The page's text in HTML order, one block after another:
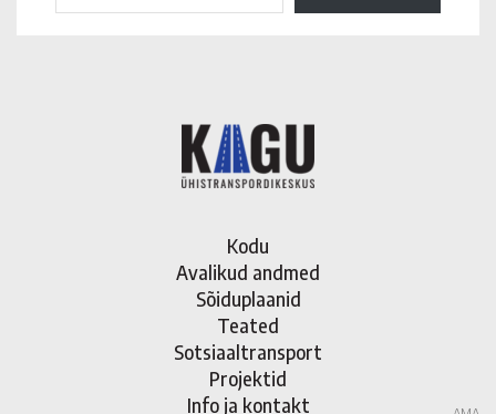
Kodu
Avalikud andmed
Sõiduplaanid
Teated
Sotsiaaltransport
Projektid
Info ja kontakt